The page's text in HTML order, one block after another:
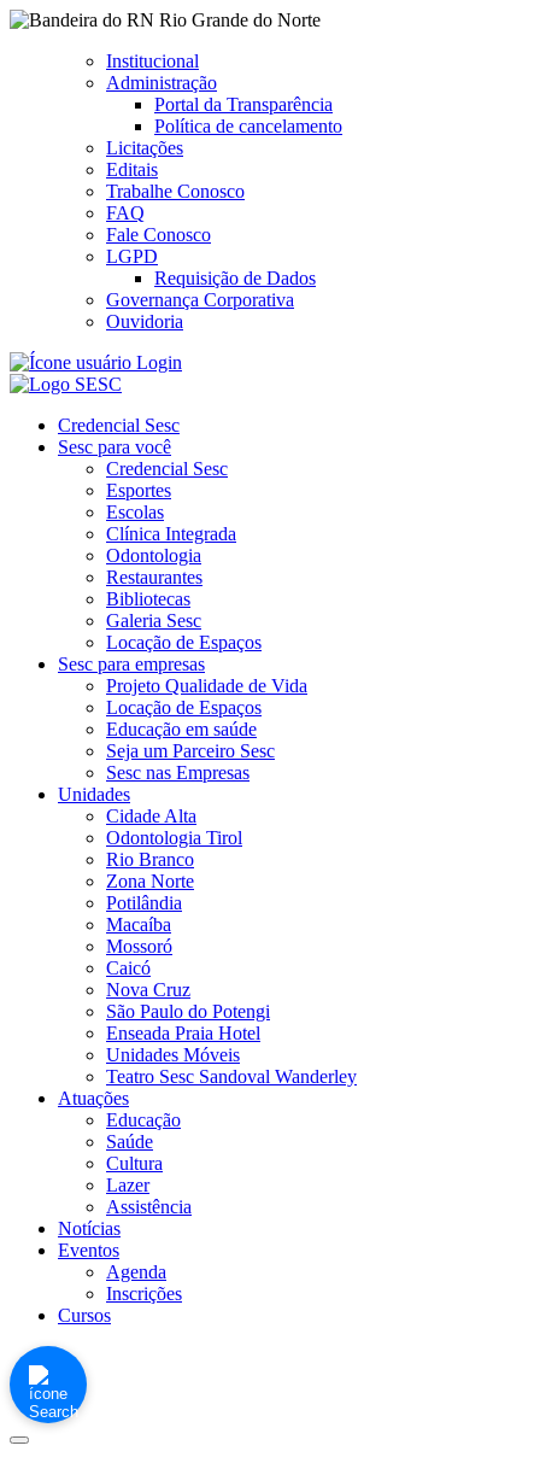
Rio Grande do Norte
Institucional
Administração
Portal da Transparência
Política de cancelamento
Licitações
Editais
Trabalhe Conosco
FAQ
Fale Conosco
LGPD
Requisição de Dados
Governança Corporativa
Ouvidoria
Login
Credencial Sesc
Sesc para você
Credencial Sesc
Esportes
Escolas
Clínica Integrada
Odontologia
Restaurantes
Bibliotecas
Galeria Sesc
Locação de Espaços
Sesc para empresas
Projeto Qualidade de Vida
Locação de Espaços
Educação em saúde
Seja um Parceiro Sesc
Sesc nas Empresas
Unidades
Cidade Alta
Odontologia Tirol
Rio Branco
Zona Norte
Potilândia
Macaíba
Mossoró
Caicó
Nova Cruz
São Paulo do Potengi
Enseada Praia Hotel
Unidades Móveis
Teatro Sesc Sandoval Wanderley
Atuações
Educação
Saúde
Cultura
Lazer
Assistência
Notícias
Eventos
Agenda
Inscrições
Cursos